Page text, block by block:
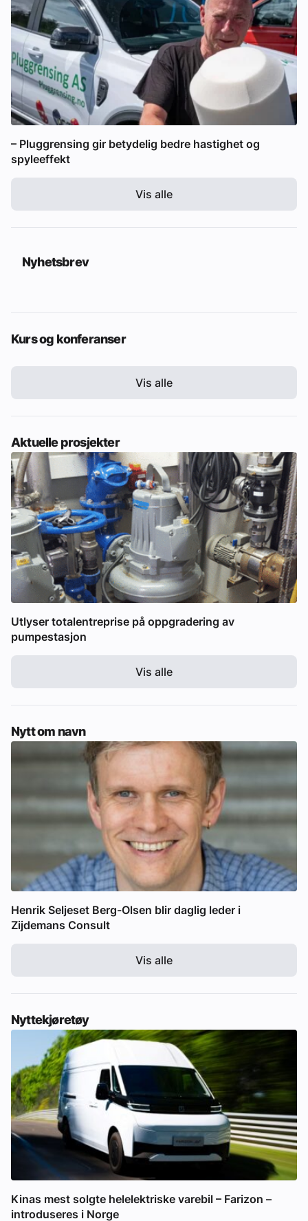
– Pluggrensing gir betydelig bedre hastighet og
spyleeffekt
Vis alle
Nyhetsbrev
Kurs og konferanser
Vis alle
Aktuelle prosjekter
Utlyser totalentreprise på oppgradering av
pumpestasjon
Vis alle
Nytt om navn
Henrik Seljeset Berg-Olsen blir daglig leder i
Zijdemans Consult
Vis alle
Nyttekjøretøy
Kinas mest solgte helelektriske varebil – Farizon –
introduseres i Norge